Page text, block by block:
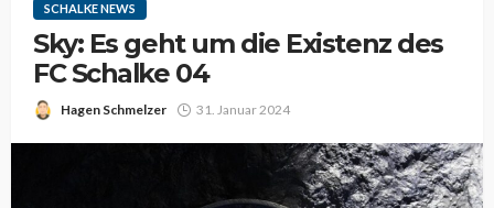
SCHALKE NEWS
Sky: Es geht um die Existenz des
FC Schalke 04
Hagen Schmelzer 31. Januar 2024